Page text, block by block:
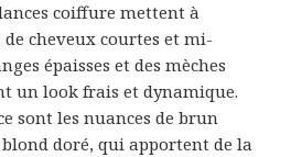
coiffure mettent à
de cheveux courtes et mi-
épaisses et des mèches
un look frais et dynamique.
sont les nuances de brun
doré, qui apportent de la